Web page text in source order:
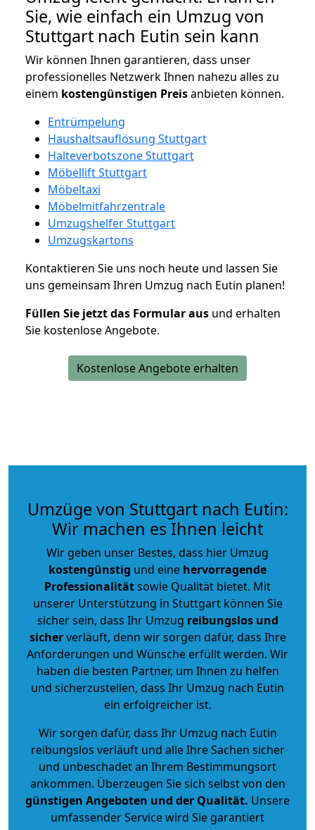
Sie, wie einfach ein Umzug von
Stuttgart nach Eutin sein kann
Wir können Ihnen garantieren, dass unser
professionelles Netzwerk Ihnen nahezu alles zu
einem kostengünstigen Preisanbieten können.
Entrümpelung
Haushaltsauflösung Stuttgart
Halteverbotszone Stuttgart
Möbellift Stuttgart
Möbeltaxi
Möbelmitfahrzentrale
Umzugshelfer Stuttgart
Umzugskartons
Kontaktieren Sie uns noch heute und lassen Sie
uns gemeinsam Ihren Umzug nach Eutin planen!
Füllen Sie jetzt das Formular aus und erhalten
Sie kostenlose Angebote.
Kostenlose Angebote erhalten
Umzüge von Stuttgart nach Eutin:
Wir machen es Ihnen leicht
Wir geben unser Bestes, dass hier Umzug
kostengünstig und eine hervorragende
Professionalitätsowie Qualität bietet. Mit
unserer Unterstützung in Stuttgart können Sie
sicher sein, dass Ihr Umzug reibungslos und
sicherverläuft, denn wir sorgen dafür, dass Ihre
Anforderungen und Wünsche erfüllt werden. Wir
haben die besten Partner, um Ihnen zu helfen
und sicherzustellen, dass Ihr Umzug nach Eutin
ein erfolgreicher ist.
Wir sorgen dafür, dass Ihr Umzug nach Eutin
reibungslos verläuft und alle Ihre Sachen sicher
und unbeschadet an Ihrem Bestimmungsort
ankommen. Überzeugen Sie sich selbst von den
günstigen Angeboten und der Qualität. Unsere
umfassender Service wird Sie garantiert